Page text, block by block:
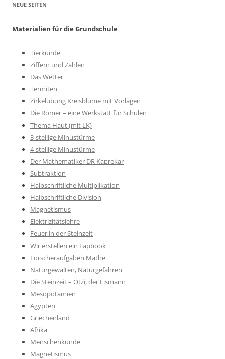
NEUE SEITEN
Materialien für die Grundschule
Tierkunde
Ziffern und Zahlen
Das Wetter
Termiten
Zirkelübung Kreisblume mit Vorlagen
Die Römer – eine Werkstatt für Schulen
Thema Haut (mit LK)
3-stellige Minustürme
4-stellige Minustürme
Der Mathematiker DR Kaprekar
Subtraktion
Halbschriftliche Multiplikation
Halbschriftliche Division
Magnetismus
Elektrizitätslehre
Feuer in der Steinzeit
Wir erstellen ein Lapbook
Forscheraufgaben Mathe
Naturgewalten, Naturgefahren
Die Steinzeit – Ötzi, der Eismann
Mesopotamien
Ägypten
Griechenland
Afrika
Menschenkunde
Magnetismus